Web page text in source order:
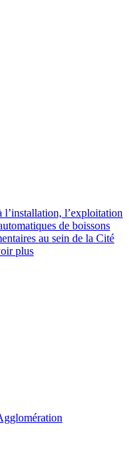
l’installation, l’exploitation
de boissons
au sein de la Cité
plus